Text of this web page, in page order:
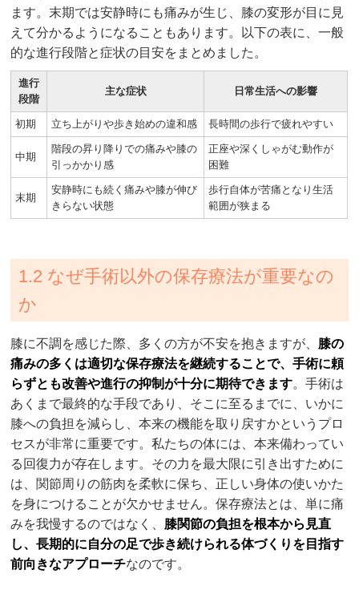
ます。末期では安静時にも痛みが生じ、膝の変形が目に見
えて分かるようになることもあります。以下の表に、一般
的な進行段階と症状の目安をまとめました。
進行
段階
主な症状 日常生活への影響
初期 立ち上がりや歩き始めの違和感 長時間の歩行で疲れやすい
中期
階段の昇り降りでの痛みや膝の
引っかかり感
正座や深くしゃがむ動作が
困難
末期
安静時にも続く痛みや膝が伸び
きらない状態
歩行自体が苦痛となり生活
範囲が狭まる
1.2 なぜ手術以外の保存療法が重要なの
か
膝に不調を感じた際、多くの方が不安を抱きますが、 膝の
痛みの多くは適切な保存療法を継続することで、手術に頼
らずとも改善や進行の抑制が十分に期待できます。手術は
あくまで最終的な手段であり、そこに至るまでに、いかに
膝への負担を減らし、本来の機能を取り戻すかというプロ
セスが非常に重要です。私たちの体には、本来備わってい
る回復力が存在します。その力を最大限に引き出すために
は、関節周りの筋肉を柔軟に保ち、正しい身体の使いかた
を身につけることが欠かせません。保存療法とは、単に痛
みを我慢するのではなく、 膝関節の負担を根本から見直
し、長期的に自分の足で歩き続けられる体づくりを目指す
前向きなアプローチなのです。